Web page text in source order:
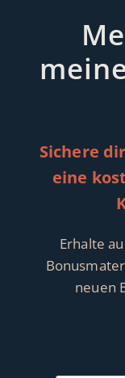
Sichere
eine
Erhalte
neuen